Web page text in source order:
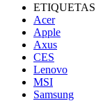
ETIQUETAS
Acer
Apple
Axus
CES
Lenovo
MSI
Samsung